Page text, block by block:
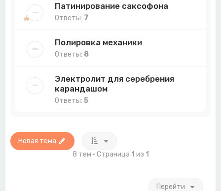
Патинирование саксофона
Ответы: 7
Полировка механики
Ответы: 8
Электролит для серебрения
карандашом
Ответы:5
Новая тема
8 тем • Страница 1 из 1
Перейти